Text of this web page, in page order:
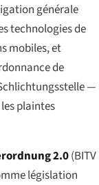
générale
technologies de
mobiles, et
de
—
plaintes
2.0(BITV
législation